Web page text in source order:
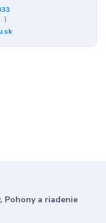
)
Pohony a riadenie